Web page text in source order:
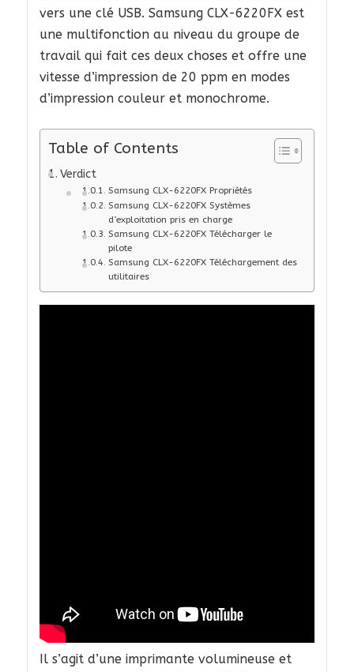
vers une clé USB. Samsung CLX-6220FX est
une multifonction au niveau du groupe de
travail qui fait ces deux choses et offre une
vitesse d’impression de 20 ppm en modes
d’impression couleur et monochrome.
Table of Contents
Verdict
Samsung CLX-6220FX Propriétés
Samsung CLX-6220FX Systèmes
d’exploitation pris en charge
Samsung CLX-6220FX Télécharger le
pilote
Samsung CLX-6220FX Téléchargement des
utilitaires
Il s’agit d’une imprimante volumineuse et